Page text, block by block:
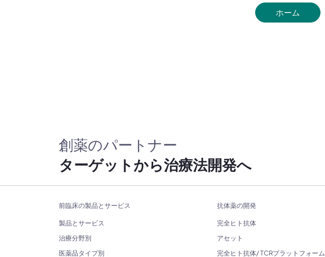
ホーム
創薬のパートナー
ターゲットから治療法開発へ
前臨床の製品とサービス
製品とサービス
治療分野別
医薬品タイプ別
抗体薬の開発
完全ヒト抗体
アセット
完全ヒト抗体/ TCRプラットフォーム